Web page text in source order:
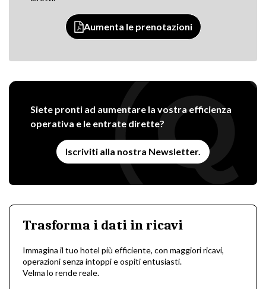
Aumenta le prenotazioni
Siete pronti ad aumentare la vostra efficienza
operativa e le entrate dirette?
Iscriviti alla nostra Newsletter.
Trasforma i dati in ricavi
Immagina il tuo hotel più efficiente, con maggiori ricavi,
operazioni senza intoppi e ospiti entusiasti.
Velma lo rende reale.